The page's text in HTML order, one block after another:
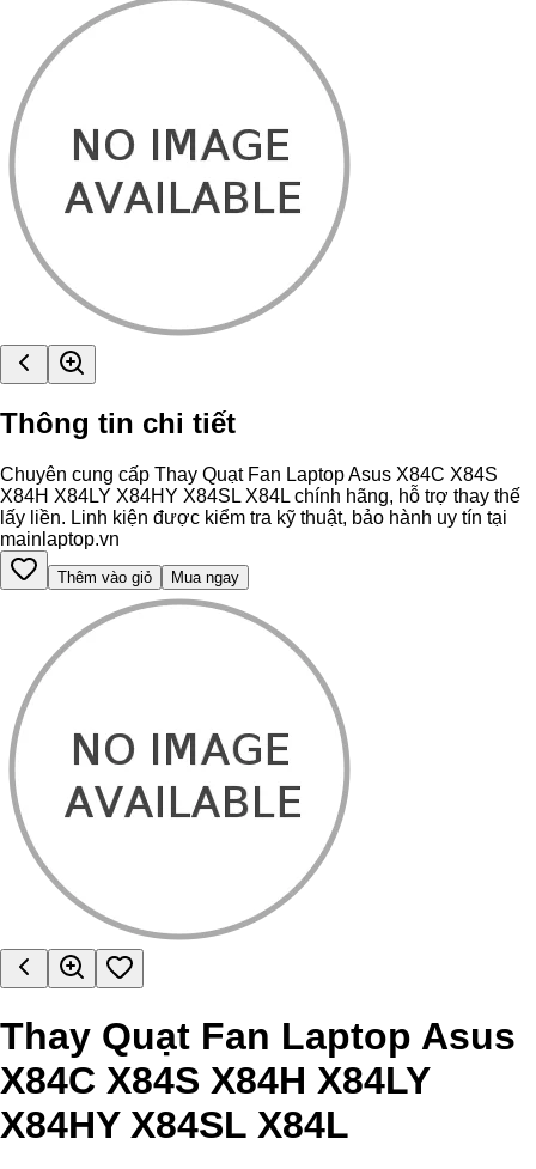
Thông tin chi tiết
Chuyên cung cấp Thay Quạt Fan Laptop Asus X84C X84S
X84H X84LY X84HY X84SL X84L chính hãng, hỗ trợ thay thế
lấy liền. Linh kiện được kiểm tra kỹ thuật, bảo hành uy tín tại
mainlaptop.vn
Thêm vào giỏ Mua ngay
Thay Quạt Fan Laptop Asus
X84C X84S X84H X84LY
X84HY X84SL X84L